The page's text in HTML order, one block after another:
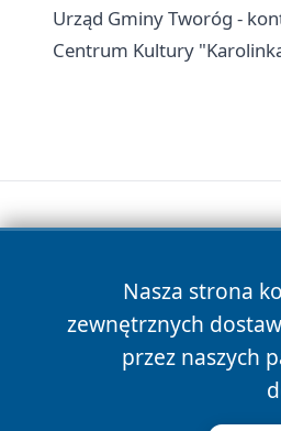
Urząd Gminy Tworóg -
Centrum Kultury
Nasza strona
zewnętrznych
przez naszych